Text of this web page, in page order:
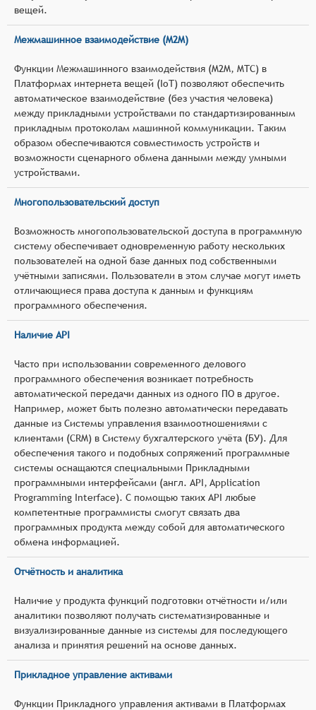
вещей.
Межмашинное взаимодействие (M2M)
Функции Межмашинного взаимодействия (M2M, MTC) в
Платформах интернета вещей (IoT) позволяют обеспечить
автоматическое взаимодействие (без участия человека)
между прикладными устройствами по стандартизированным
прикладным протоколам машинной коммуникации. Таким
образом обеспечиваются совместимость устройств и
возможности сценарного обмена данными между умными
устройствами.
Многопользовательский доступ
Возможность многопользовательской доступа в программную
систему обеспечивает одновременную работу нескольких
пользователей на одной базе данных под собственными
учётными записями. Пользователи в этом случае могут иметь
отличающиеся права доступа к данным и функциям
программного обеспечения.
Наличие API
Часто при использовании современного делового
программного обеспечения возникает потребность
автоматической передачи данных из одного ПО в другое.
Например, может быть полезно автоматически передавать
данные из Системы управления взаимоотношениями с
клиентами (CRM) в Систему бухгалтерского учёта (БУ). Для
обеспечения такого и подобных сопряжений программные
системы оснащаются специальными Прикладными
программными интерфейсами (англ. API, Application
Programming Interface). С помощью таких API любые
компетентные программисты смогут связать два
программных продукта между собой для автоматического
обмена информацией.
Отчётность и аналитика
Наличие у продукта функций подготовки отчётности и/или
аналитики позволяют получать систематизированные и
визуализированные данные из системы для последующего
анализа и принятия решений на основе данных.
Прикладное управление активами
Функции Прикладного управления активами в Платформах